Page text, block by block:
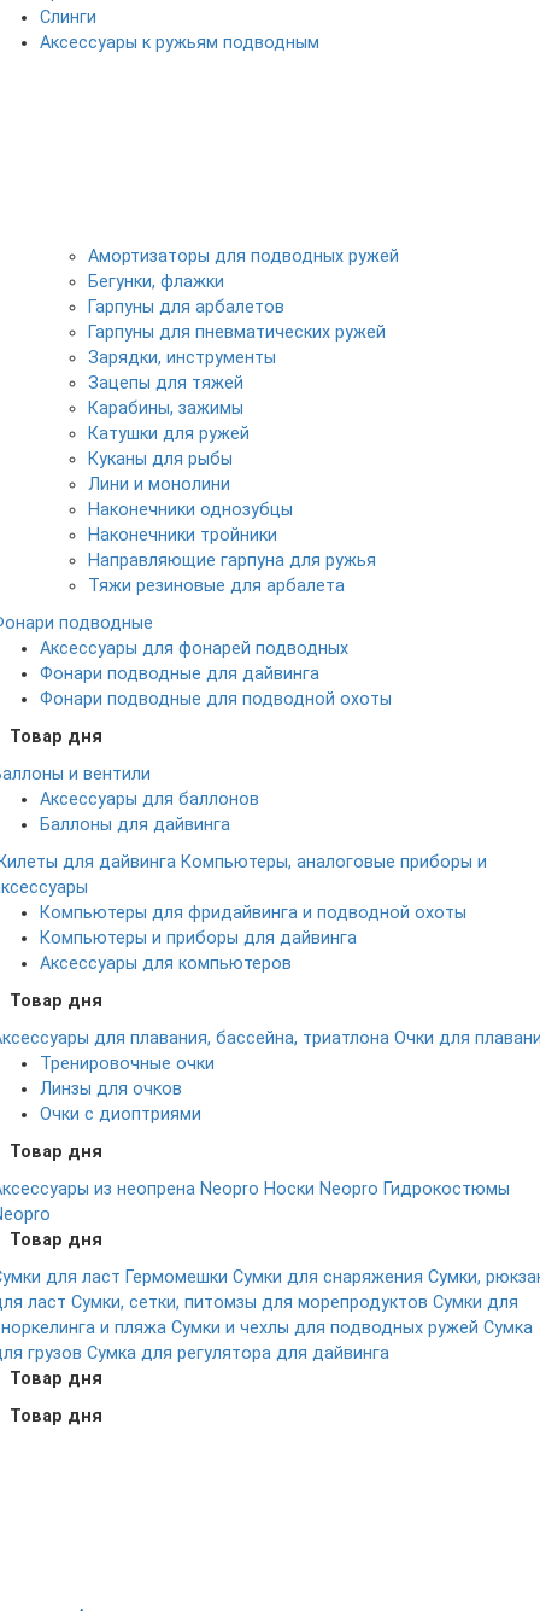
Слинги
Аксессуары к ружьям подводным
Амортизаторы для подводных ружей
Бегунки, флажки
Гарпуны для арбалетов
Гарпуны для пневматических ружей
Зарядки, инструменты
Зацепы для тяжей
Карабины, зажимы
Катушки для ружей
Куканы для рыбы
Лини и монолини
Наконечники однозубцы
Наконечники тройники
Направляющие гарпуна для ружья
Тяжи резиновые для арбалета
подводные
Аксессуары для фонарей подводных
Фонари подводные для дайвинга
Фонари подводные для подводной охоты
Товар дня
и вентили
Аксессуары для баллонов
Баллоны для дайвинга
для дайвинга Компьютеры, аналоговые приборы и
Компьютеры для фридайвинга и подводной охоты
Компьютеры и приборы для дайвинга
Аксессуары для компьютеров
Товар дня
для плавания, бассейна, триатлона Очки для
Тренировочные очки
Линзы для очков
Очки с диоптриями
Товар дня
из неопрена Neopro Носки Neopro Гидрокостюмы
Товар дня
для ласт Гермомешки Сумки для снаряжения Сумки,
ласт Сумки, сетки, питомзы для морепродуктов Сумки для
и пляжа Сумки и чехлы для подводных ружей Сумка
грузов Сумка для регулятора для дайвинга
Товар дня
Товар дня